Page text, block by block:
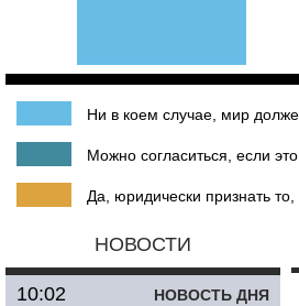
Ни в коем случае, мир
Можно согласиться, если
Да, юридически признать
НОВОСТИ
НОВОСТЬ ДНЯ
10:02